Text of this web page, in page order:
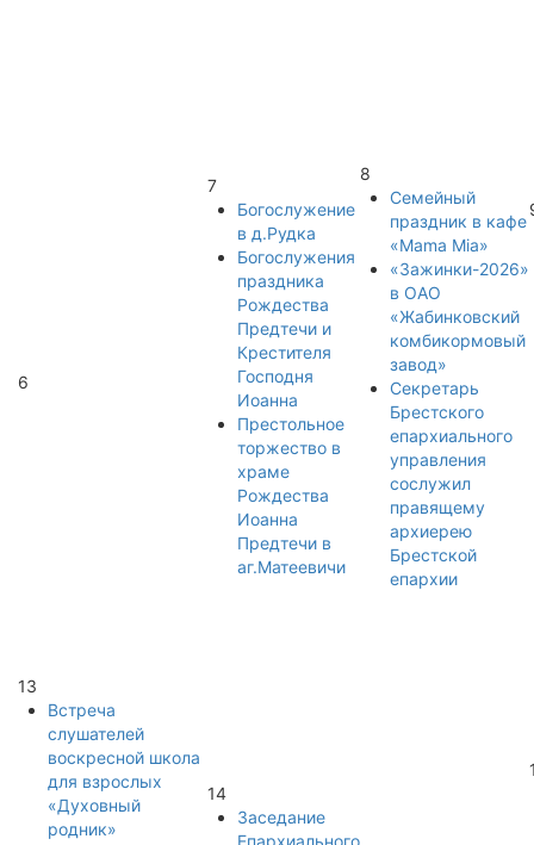
6
7
Богослужение
в д.Рудка
Богослужения
праздника
Рождества
Предтечи и
Крестителя
Господня
Иоанна
Престольное
торжество в
храме
Рождества
Иоанна
Предтечи в
аг.Матеевичи
8
Семейный
праздник в кафе
«Mama Mia»
«Зажинки-2026»
в ОАО
«Жабинковский
комбикормовый
завод»
Секретарь
Брестского
епархиального
управления
сослужил
правящему
архиерею
Брестской
епархии
13
Встреча
слушателей
воскресной школа
для взрослых
«Духовный
родник»
14
Заседание
Епархиального